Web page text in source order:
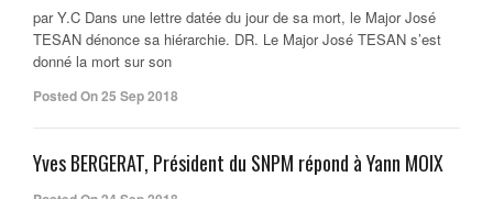
par Y.C Dans une lettre datée du jour de sa mort, le Major José
TESAN dénonce sa hiérarchie. DR. Le Major José TESAN s’est
donné la mort sur son
Posted On 25 Sep 2018
Yves BERGERAT, Président du SNPM répond à Yann MOIX